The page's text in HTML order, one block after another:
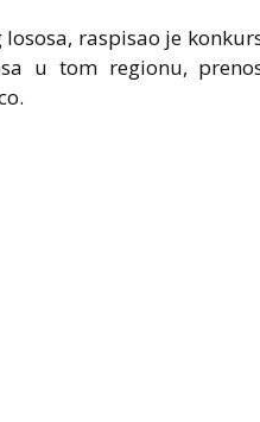
raspisao je
u tom regionu,